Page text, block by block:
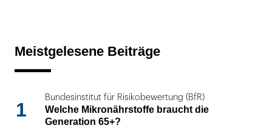
Meistgelesene Beiträge
1
Bundesinstitut für Risikobewertung (BfR)
Welche Mikronährstoffe braucht die
Generation 65+?